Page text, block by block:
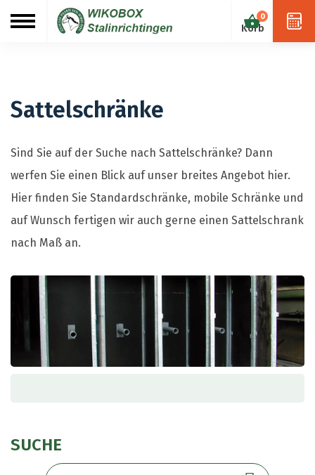
0
Sattelschränke
Sind Sie auf der Suche nach Sattelschränke? Dann
werfen Sie einen Blick auf unser breites Angebot hier.
Hier finden Sie Standardschränke, mobile Schränke und
auf Wunsch fertigen wir auch gerne einen Sattelschrank
nach Maß an.
SUCHE